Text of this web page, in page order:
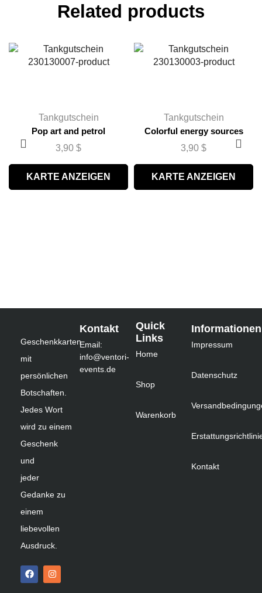
Related products
Tankgutschein
Pop art and petrol
3,90 $
KARTE ANZEIGEN
Tankgutschein
Colorful energy sources
3,90 $
KARTE ANZEIGEN
Geschenkkarten
mit
persönlichen
Botschaften.
Jedes Wort
wird zu einem
Geschenk
und
jeder
Gedanke zu
einem
liebevollen
Ausdruck.
Kontakt
Email:
info@ventori-
events.de
Quick
Links
Home
Shop
Warenkorb
Informationen
Impressum
Datenschutz
Kontakt